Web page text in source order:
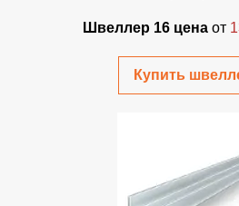
Швеллер 16 цена от
Купить